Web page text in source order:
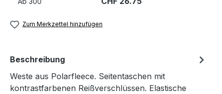
Zum Merkzettel hinzufügen
Beschreibung
Weste aus Polarfleece. Seitentaschen mit
kontrastfarbenen Reißverschlüssen. Elastische